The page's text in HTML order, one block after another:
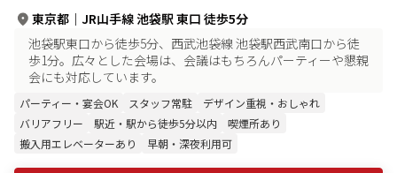
東京都 ｜ JR山手線 池袋駅 東口 徒歩5分
池袋駅東口から徒歩5分、西武池袋線 池袋駅西武南口から徒
歩1分。広々とした会場は、会議はもちろんパーティーや懇親
会にも対応しています。
パーティー・宴会OK スタッフ常駐
デザイン重視・おしゃれ
バリアフリー
駅近・駅から徒歩5分以内
喫煙所あり
搬入用エレベーターあり
早朝・深夜利用可